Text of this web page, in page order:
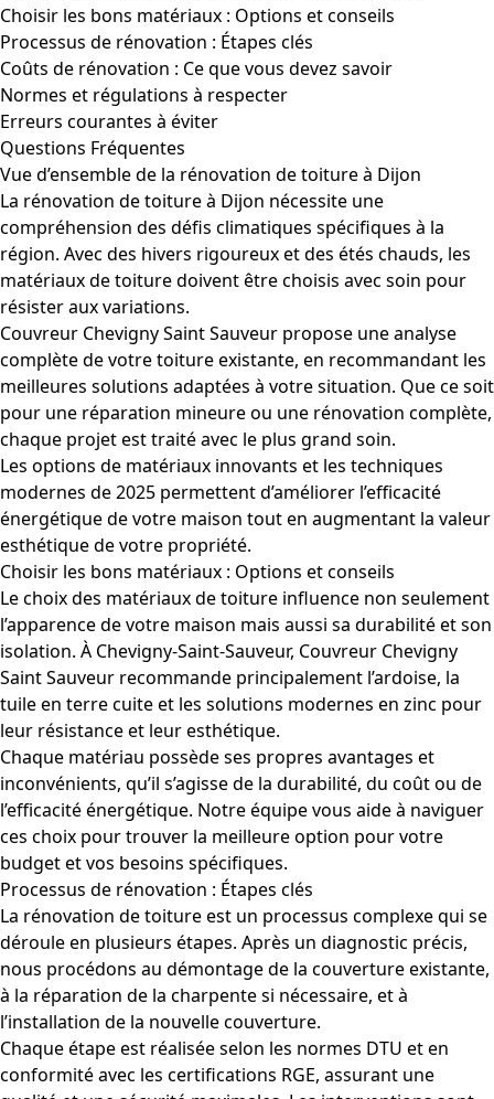
Choisir les bons matériaux : Options et conseils
Processus de rénovation : Étapes clés
Coûts de rénovation : Ce que vous devez savoir
Normes et régulations à respecter
Erreurs courantes à éviter
Questions Fréquentes
Vue d’ensemble de la rénovation de toiture à Dijon
La rénovation de toiture à Dijon nécessite une
compréhension des défis climatiques spécifiques à la
région. Avec des hivers rigoureux et des étés chauds, les
matériaux de toiture doivent être choisis avec soin pour
résister aux variations.
Couvreur Chevigny Saint Sauveur propose une analyse
complète de votre toiture existante, en recommandant les
meilleures solutions adaptées à votre situation. Que ce soit
pour une réparation mineure ou une rénovation complète,
chaque projet est traité avec le plus grand soin.
Les options de matériaux innovants et les techniques
modernes de 2025 permettent d’améliorer l’efficacité
énergétique de votre maison tout en augmentant la valeur
esthétique de votre propriété.
Choisir les bons matériaux : Options et conseils
Le choix des matériaux de toiture influence non seulement
l’apparence de votre maison mais aussi sa durabilité et son
isolation. À Chevigny-Saint-Sauveur, Couvreur Chevigny
Saint Sauveur recommande principalement l’ardoise, la
tuile en terre cuite et les solutions modernes en zinc pour
leur résistance et leur esthétique.
Chaque matériau possède ses propres avantages et
inconvénients, qu’il s’agisse de la durabilité, du coût ou de
l’efficacité énergétique. Notre équipe vous aide à naviguer
ces choix pour trouver la meilleure option pour votre
budget et vos besoins spécifiques.
Processus de rénovation : Étapes clés
La rénovation de toiture est un processus complexe qui se
déroule en plusieurs étapes. Après un diagnostic précis,
nous procédons au démontage de la couverture existante,
à la réparation de la charpente si nécessaire, et à
l’installation de la nouvelle couverture.
Chaque étape est réalisée selon les normes DTU et en
conformité avec les certifications RGE, assurant une